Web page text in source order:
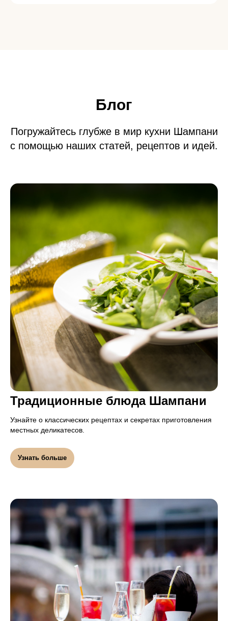
Блог
Погружайтесь глубже в мир кухни Шампани
с помощью наших статей, рецептов и идей.
Традиционные блюда Шампани
Узнайте о классических рецептах и секретах приготовления
местных деликатесов.
Узнать больше